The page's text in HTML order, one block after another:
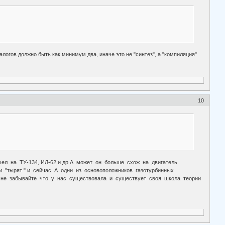
должно быть как минимум два, иначе это не "синтез", а "компиляция"
10
на ТУ-134, ИЛ-62 и др.А может он больше схож на двигатель
" и сейчас. А одни из основоположников газотурбинных
не забывайте что у нас существовала и существует своя школа теории